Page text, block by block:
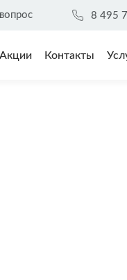
8 495
Акции Контакты